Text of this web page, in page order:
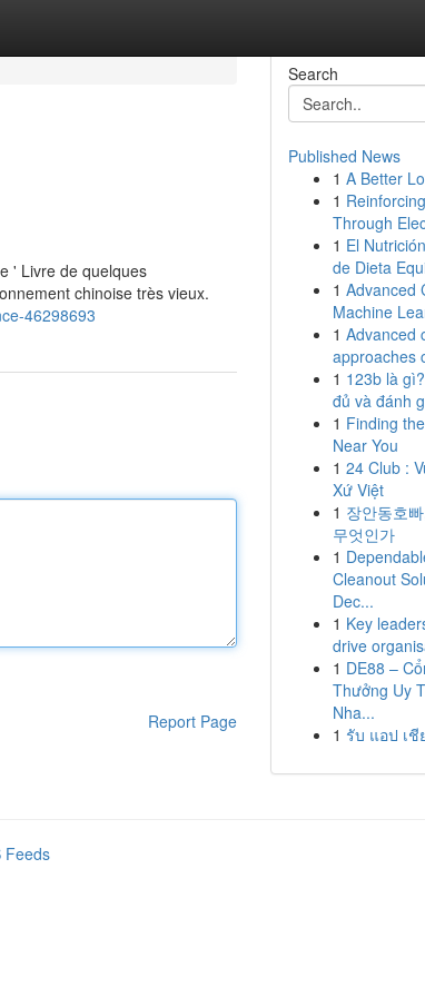
' Livre de quelques
chinoise très vieux.
46298693
Report Page
Search
Published News
1 A Better
1
Through
1 El
de Dieta
1 Advanced
Machine
1 Advanced
approaches
1 123b là
đủ và đánh
1 Finding
Near You
1 24 Club :
Xứ Việt
1 장안동호
무엇인가
1
Cleanout
Dec...
1 Key
drive
1 DE88 –
Thưởng Uy
Nha...
1 รับ แอป เ
Feeds